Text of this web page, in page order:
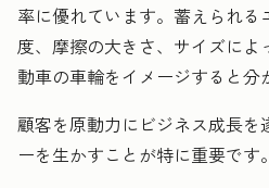
率に優れています。蓄えられ
度、摩擦の大きさ、サイズによ
動車の車輪をイメージすると分
顧客を原動力にビジネス成長
ーを生かすことが特に重要です。